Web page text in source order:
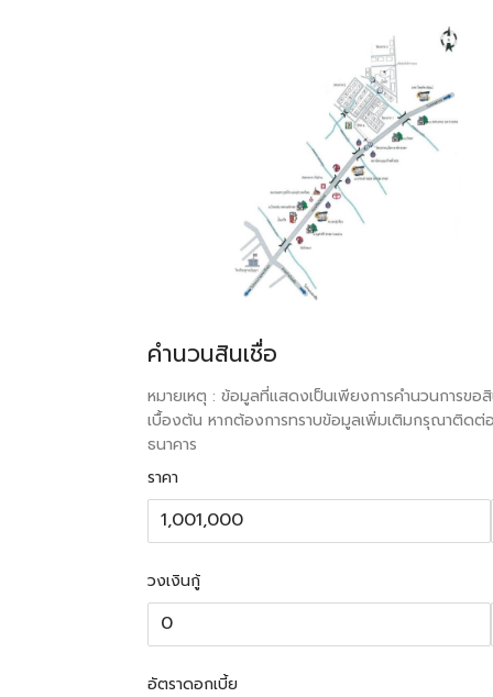
คำนวนสินเชื่อ
หมายเหตุ : ข้อมูลที่แสดงเป็นเพียงการคำนวนการขอ
เบื้องต้น หากต้องการทราบข้อมูลเพิ่มเติมกรุณาติดต่
ธนาคาร
ราคา
วงเงินกู้
อัตราดอกเบี้ย